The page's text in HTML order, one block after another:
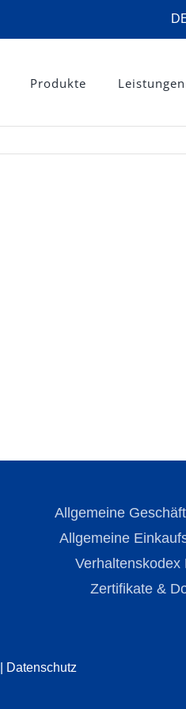
Produkte Leistungen
Allgemeine
Allgemeine
Verhaltenskodex
Zertifikate &
Datenschutz